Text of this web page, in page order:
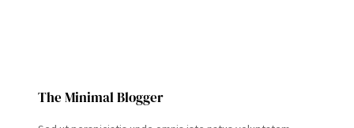
The Minimal Blogger